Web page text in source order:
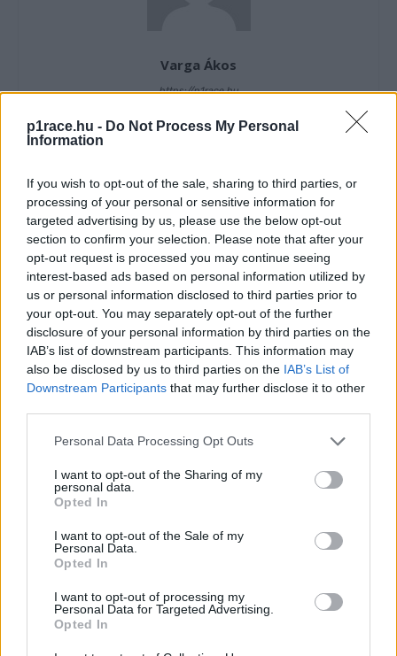
p1race.hu - Do Not Process My Personal
Information
If you wish to opt-out of the sale, sharing to third parties, or
processing of your personal or sensitive information for
targeted advertising by us, please use the below opt-out
section to confirm your selection. Please note that after your
opt-out request is processed you may continue seeing
interest-based ads based on personal information utilized by
us or personal information disclosed to third parties prior to
your opt-out. You may separately opt-out of the further
disclosure of your personal information by third parties on the
IAB’s list of downstream participants. This information may
also be disclosed by us to third parties on the IAB’s List of
Downstream Participants that may further disclose it to other
Please note that this website/app uses one or more Google
not limited to your visit or usage behaviour. You may click to
grant or deny consent to Google and its third-party tags to
use your data for below specified purposes in below Google
consent section.
Personal Data Processing Opt Outs
I want to opt-out of the Sharing of my
personal data.
Opted In
I want to opt-out of the Sale of my
Personal Data.
Opted In
I want to opt-out of processing my
Personal Data for Targeted Advertising.
Opted In
Varga Ákos
https://p1race.hu
Valentino Rossin nőttem fel, és szerintem ő marad "A" kedvenc
versenyzőm. De a MotoGP sem csak és kizárólag ő, hát még az
be is tudjátok viszonylag könnyen lőni, merrefelé irányul
alapvetően az érdeklődésem... :)
- Advertisment -